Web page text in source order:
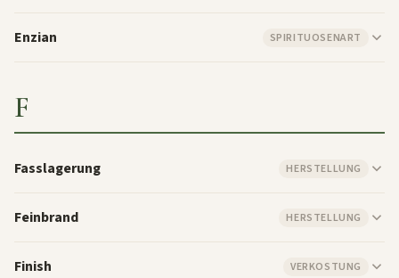
Enzian SPIRITUOSENART
F
Fasslagerung HERSTELLUNG
Feinbrand HERSTELLUNG
Finish VERKOSTUNG